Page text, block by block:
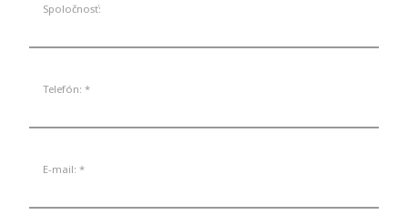
Spoločnosť:
Telefón: *
E-mail: *